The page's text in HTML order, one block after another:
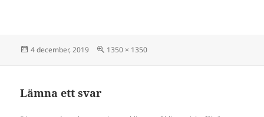
Postat
4 december, 2019
Full
1350 × 1350
Lämna ett svar